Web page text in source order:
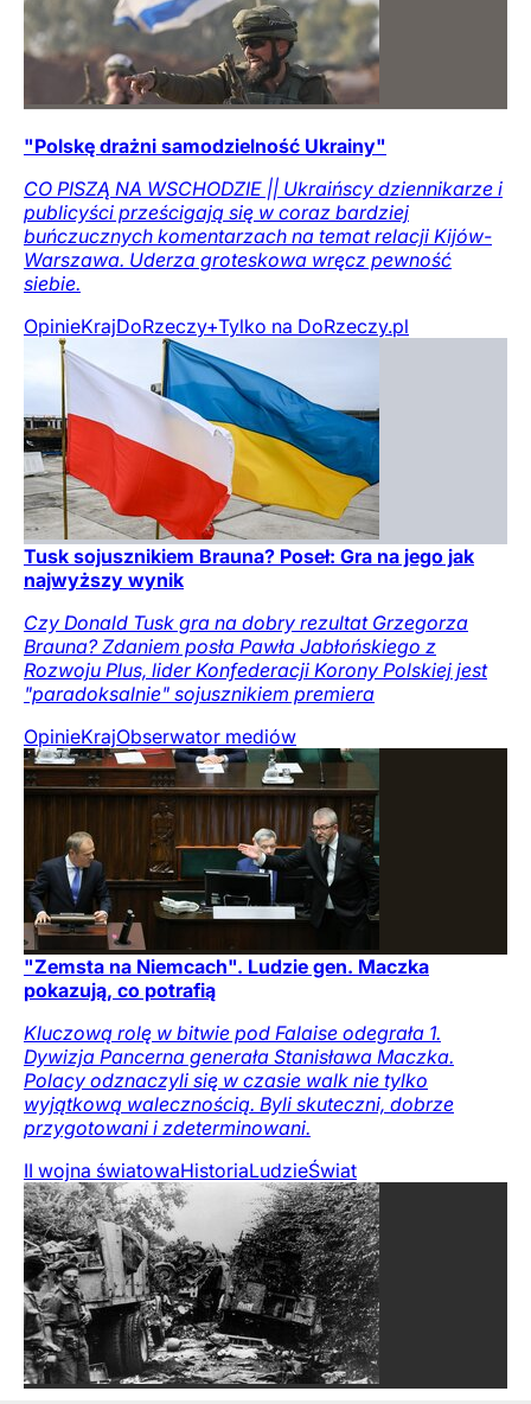
"Polskę drażni samodzielność Ukrainy"
CO PISZĄ NA WSCHODZIE || Ukraińscy dziennikarze i
publicyści prześcigają się w coraz bardziej
buńczucznych komentarzach na temat relacji Kijów-
Warszawa. Uderza groteskowa wręcz pewność
siebie.
OpinieKrajDoRzeczy+Tylko na DoRzeczy.pl
Tusk sojusznikiem Brauna? Poseł: Gra na jego jak
najwyższy wynik
Czy Donald Tusk gra na dobry rezultat Grzegorza
Brauna? Zdaniem posła Pawła Jabłońskiego z
Rozwoju Plus, lider Konfederacji Korony Polskiej jest
"paradoksalnie" sojusznikiem premiera
OpinieKrajObserwator mediów
"Zemsta na Niemcach". Ludzie gen. Maczka
pokazują, co potrafią
Kluczową rolę w bitwie pod Falaise odegrała 1.
Dywizja Pancerna generała Stanisława Maczka.
Polacy odznaczyli się w czasie walk nie tylko
wyjątkową walecznością. Byli skuteczni, dobrze
przygotowani i zdeterminowani.
II wojna światowaHistoriaLudzieŚwiat